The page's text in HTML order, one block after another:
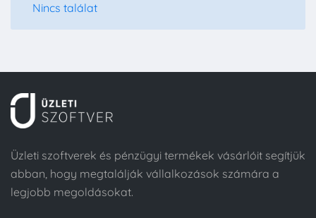
Nincs találat
Üzleti szoftverek és pénzügyi termékek vásárlóit segítjük
abban, hogy megtalálják vállalkozások számára a
legjobb megoldásokat.